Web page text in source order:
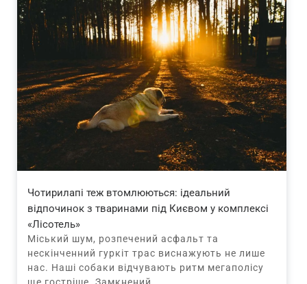
Чотирилапі теж втомлюються: ідеальний
відпочинок з тваринами під Києвом у комплексі
«Лісотель»
Міський шум, розпечений асфальт та
нескінченний гуркіт трас виснажують не лише
нас. Наші собаки відчувають ритм мегаполісу